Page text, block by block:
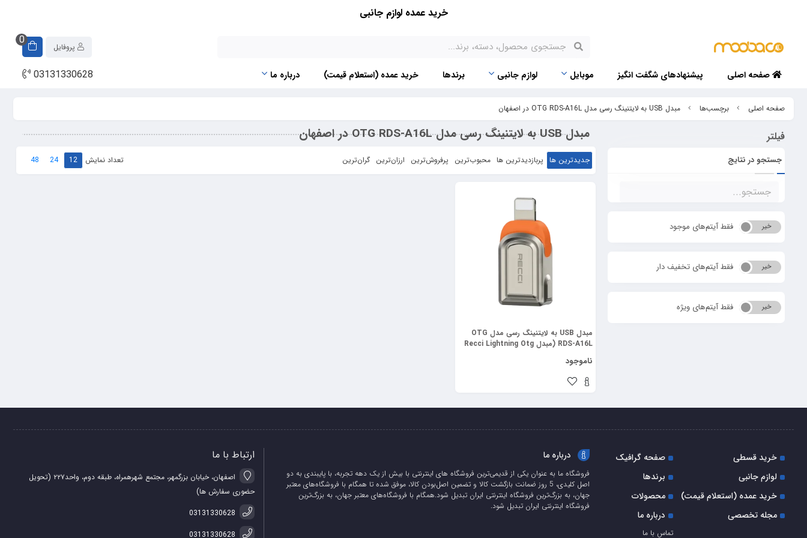
خرید عمده لوازم جانبی
0
صفحه اصلی پیشنهادهای شگفت انگیز موبایل لوازم جانبی برندها خرید عمده (استعلام قیمت) درباره ما 03131330628
صفحه اصلی برچسب‌ها مبدل USB به لایتنینگ رسی مدل OTG RDS-A16L در اصفهان
فیلتر
جستجو در نتایج
بله خیر فقط آیتم‌های موجود
بله خیر فقط آیتم‌های تخفیف دار
بله خیر فقط آیتم‌های ویژه
مبدل USB به لایتنینگ رسی مدل OTG RDS-A16L در اصفهان
جدیدترین ها پربازدیدترین ها محبوب‌‌ترین پرفروش‌ترین ارزان‌ترین گران‌ترین تعداد نمایش 12
24
48
مبدل USB به لایتنینگ رسی مدل OTG
RDS-A16L (مبدل Recci Lightning Otg
ناموجود
خرید قسطی
صفحه گرافیک
لوازم جانبی
برندها
خرید عمده (استعلام قیمت)
محصولات
مجله تخصصی
درباره ما
تماس با ما
درباره ما
فروشگاه ما به عنوان یکی از قدیمی‌ترین فروشگاه های اینترنتی با بیش از یک دهه تجربه، با پایبندی به دو
اصل کلیدی، 5 روز ضمانت بازگشت کالا و تضمین اصل‌بودن کالا، موفق شده تا همگام با فروشگاه‌های معتبر
جهان، به بزرگ‌ترین فروشگاه اینترنتی ایران تبدیل شود.همگام با فروشگاه‌های معتبر جهان، به بزرگ‌ترین
فروشگاه اینترنتی ایران تبدیل شود.
ارتباط با ما
اصفهان، خیابان بزرگمهر، مجتمع شهرهمراه، طبقه دوم، واحد۲۲۷ (تحویل
حضوری سفارش ها)
03131330628
03131330628